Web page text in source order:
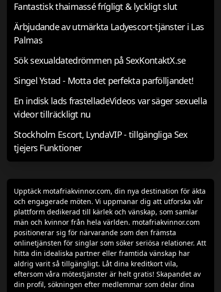
Fantastisk thaimassé frígligt & lyckligt slut
Ärbjudande av utmärkta Ladyescort-tjänster i Las
Palmas
Sök sexualdatedrömmen på SexKontaktX.se
Singel Ystad - Motta det perfekta parfölljandet!
En indisk lads frastelladeVideos var säger sexuella
videor tillräckligt nu
Stockholm Escort, LyndaVIP - tillgängliga Sex
tjejers Funktioner
Upptäck motafriakvinnor.com, din nya destination för äkta
och engagerade möten. Vi uppmanar dig att utforska vår
plattform dedikerad till kärlek och vänskap, som samlar
män och kvinnor från hela världen. motafriakvinnor.com
positionerar sig för närvarande som den främsta
onlinetjänsten för singlar som söker seriösa relationer. Att
hitta din idealiska partner eller framtida vänskap har
aldrig varit så tillgängligt. Låt dina kreditkort vila,
eftersom våra mötestjänster är helt gratis! Skapandet av
din profil, sökningen efter medlemmar som delar dina